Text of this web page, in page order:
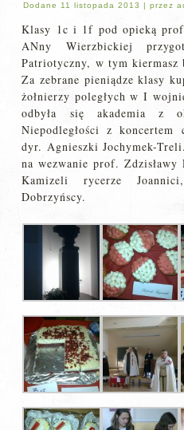
Dodane 11 listopada 2013 |przez
Klasy 1c i 1f pod opieką
ANny Wierzbickiej
Patriotyczny, w tym kiermasz
Za zebrane pieniądze klasy
żołnierzy poległych w I
odbyła się akademia z
Niepodległości z
dyr. Agnieszki Jochymek-
na wezwanie prof.
Kamizeli rycerze
Dobrzyńscy.